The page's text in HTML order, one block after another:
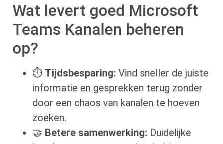
Wat levert goed Microsoft
Teams Kanalen beheren
op?
⏱️ Tijdsbesparing: Vind sneller de juiste
informatie en gesprekken terug zonder
door een chaos van kanalen te hoeven
zoeken.
🤝 Betere samenwerking: Duidelijke